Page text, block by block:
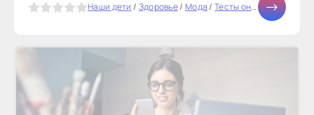
Наши дети / Здоровье/ Мода/Тесты онлайн /Диеты